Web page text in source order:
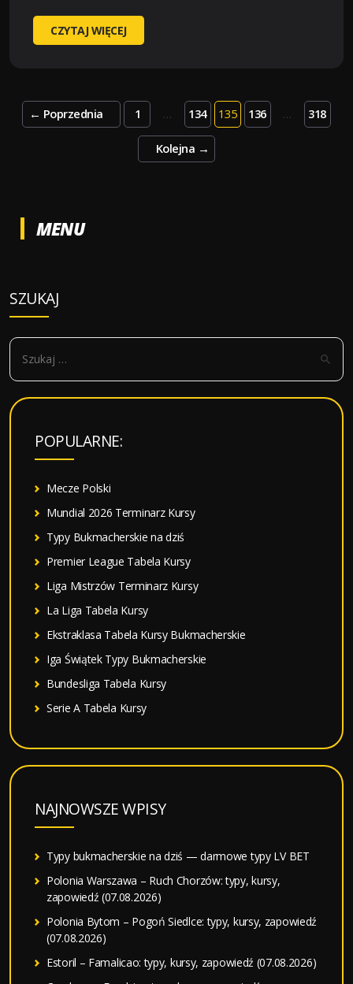
HUDDERSFIELD
–
08-
13
BĘDZIE
CZYTAJ WIĘCEJ
Posts
← Poprzednia 1 … 134 135 136 … 318
Kolejna →
MENU
SZUKAJ
S
k
POPULARNE:
Mecze Polski
Mundial 2026 Terminarz Kursy
Typy Bukmacherskie na dziś
Premier League Tabela Kursy
Liga Mistrzów Terminarz Kursy
La Liga Tabela Kursy
Ekstraklasa Tabela Kursy Bukmacherskie
Iga Świątek Typy Bukmacherskie
Bundesliga Tabela Kursy
Serie A Tabela Kursy
NAJNOWSZE WPISY
Typy bukmacherskie na dziś — darmowe typy LV BET
Polonia Warszawa – Ruch Chorzów: typy, kursy,
zapowiedź (07.08.2026)
Polonia Bytom – Pogoń Siedlce: typy, kursy, zapowiedź
(07.08.2026)
Estoril – Famalicao: typy, kursy, zapowiedź (07.08.2026)